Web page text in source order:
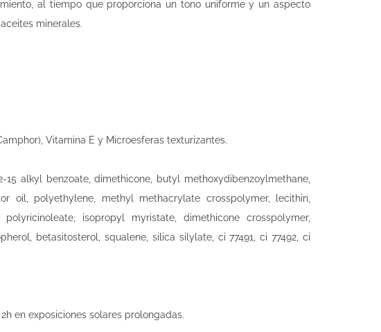
al tiempo que proporciona un tono uniforme y un aspecto
minerales.
Vitamina E y Microesferas texturizantes.
alkyl benzoate, dimethicone, butyl methoxydibenzoylmethane,
oil, polyethylene, methyl methacrylate crosspolymer, lecithin,
isopropyl myristate, dimethicone crosspolymer,
betasitosterol, squalene, silica silylate, ci 77491, ci 77492, ci
en exposiciones solares prolongadas.